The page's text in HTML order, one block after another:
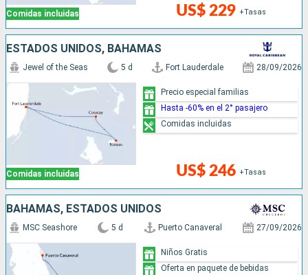
Comidas incluidas US$ 229 +Tasas
ESTADOS UNIDOS, BAHAMAS
Comidas incluidas
Jewel of the Seas 5 d Fort Lauderdale 28/09/2026
US$ 246 +Tasas
Precio especial familias
Hasta -60% en el 2° pasajero
Comidas incluidas
BAHAMAS, ESTADOS UNIDOS
MSC Seashore 5 d Puerto Canaveral 27/09/2026
Niños Gratis
Oferta en paquete de bebidas